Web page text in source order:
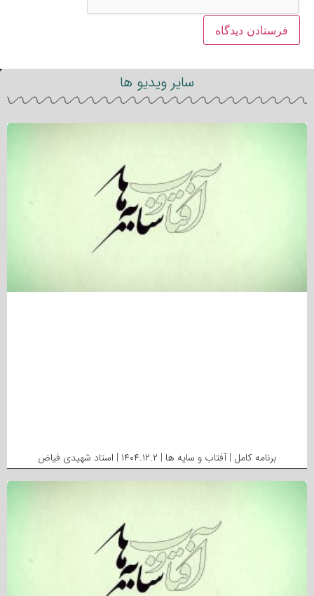
سایر ویدیو ها
برنامه کامل | آفتاب و سایه ها | ۱۴۰۴.۱۲.۲ | استاد شهیدی فیاض